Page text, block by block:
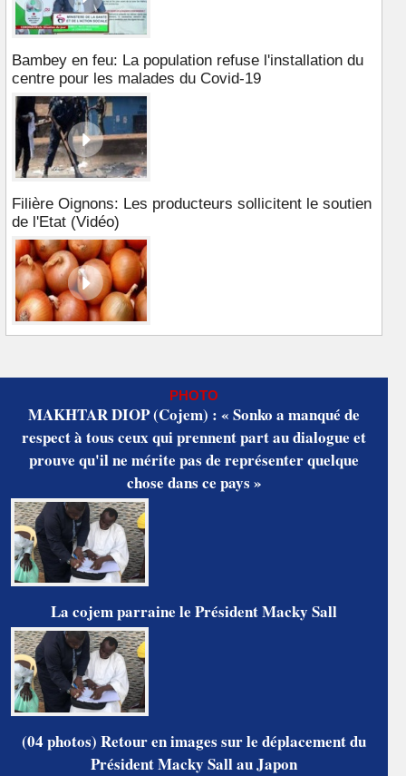
Bambey en feu: La population refuse l'installation du
centre pour les malades du Covid-19
Filière Oignons: Les producteurs sollicitent le soutien
de l'Etat (Vidéo)
PHOTO
MAKHTAR DIOP (Cojem) : « Sonko a manqué de
respect à tous ceux qui prennent part au dialogue et
prouve qu'il ne mérite pas de représenter quelque
chose dans ce pays »
La cojem parraine le Président Macky Sall
(04 photos) Retour en images sur le déplacement du
Président Macky Sall au Japon